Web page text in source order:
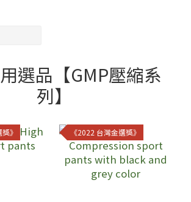
選品【GMP壓縮系
列】
》 《2022 台灣金選獎》